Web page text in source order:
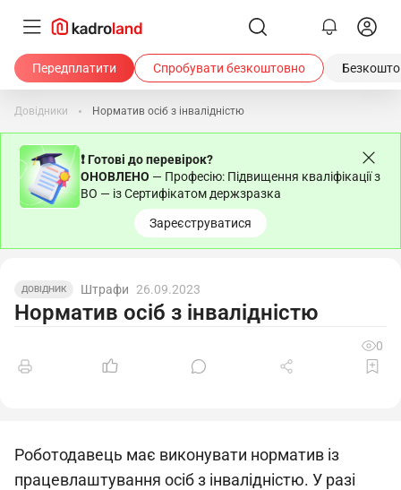
Передплатити Спробувати безкоштовно
Довідники Норматив осіб з інвалідністю
❗ Готові до перевірок?
ОНОВЛЕНО — Професію: Підвищення кваліфікації з
ВО — із Сертифікатом держзразка
Зареєструватися
ДОВІДНИК Штрафи 26.09.2023
Норматив осіб з інвалідністю
0
Роботодавець має виконувати норматив із
працевлаштування осіб з інвалідністю. У разі